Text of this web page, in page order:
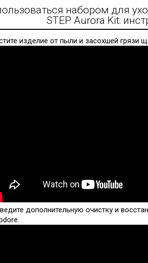
набором для
STEP Aurora Kit:
изделие от пыли и засохшей грязи
дополнительную очистку и